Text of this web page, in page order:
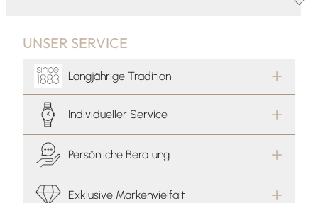
UNSER SERVICE
Langjährige Tradition
Individueller Service
Persönliche Beratung
Exklusive Markenvielfalt